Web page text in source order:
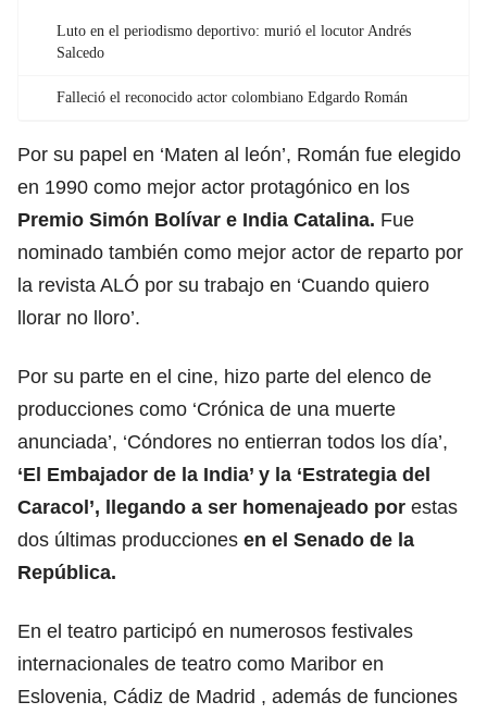
Luto en el periodismo deportivo: murió el locutor Andrés
Salcedo
Falleció el reconocido actor colombiano Edgardo Román
Por su papel en ‘Maten al león’, Román fue elegido
en 1990 como mejor actor protagónico en los
Premio Simón Bolívar e India Catalina. Fue
nominado también como mejor actor de reparto por
la revista ALÓ por su trabajo en ‘Cuando quiero
llorar no lloro’.
Por su parte en el cine, hizo parte del elenco de
producciones como ‘Crónica de una muerte
anunciada’, ‘Cóndores no entierran todos los día’,
‘El Embajador de la India’ y la ‘Estrategia del
Caracol’,
llegando a ser homenajeado por estas
dos últimas producciones en el Senado de la
República.
En el teatro participó en numerosos festivales
internacionales de teatro como Maribor en
Eslovenia, Cádiz de Madrid , además de funciones